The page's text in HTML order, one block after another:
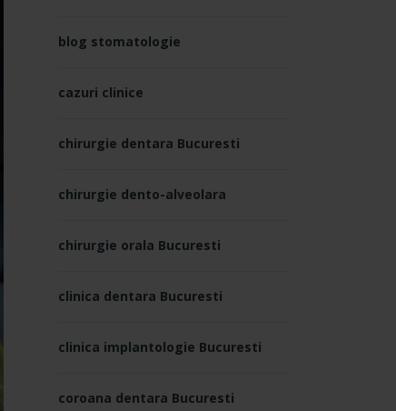
blog stomatologie
cazuri clinice
chirurgie dentara Bucuresti
chirurgie dento-alveolara
chirurgie orala Bucuresti
clinica dentara Bucuresti
clinica implantologie Bucuresti
coroana dentara Bucuresti